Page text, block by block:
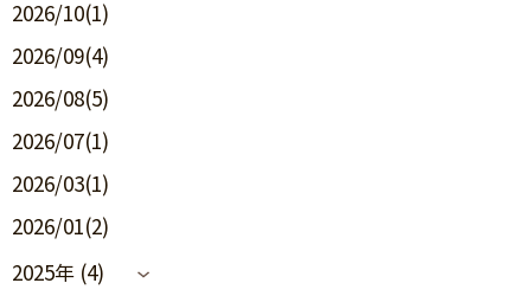
2026/10(1)
2026/09(4)
2026/08(5)
2026/07(1)
2026/03(1)
2026/01(2)
2025年 (4)